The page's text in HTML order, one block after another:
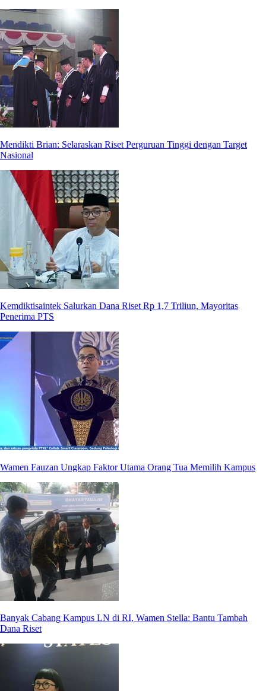
Mendikti Brian: Selaraskan Riset Perguruan Tinggi dengan Target
Nasional
Kemdiktisaintek Salurkan Dana Riset Rp 1,7 Triliun, Mayoritas
Penerima PTS
Wamen Fauzan Ungkap Faktor Utama Orang Tua Memilih Kampus
Banyak Cabang Kampus LN di RI, Wamen Stella: Bantu Tambah
Dana Riset